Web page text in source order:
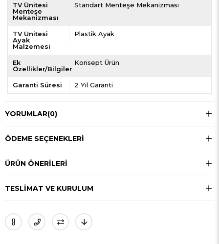
TV Ünitesi
Menteşe
Mekanizması
Standart Menteşe Mekanizması
TV Ünitesi
Ayak
Malzemesi
Plastik Ayak
Ek
Özellikler/Bilgiler
Konsept Ürün
Garanti Süresi 2 Yıl Garanti
YORUMLAR(0)
ÖDEME SEÇENEKLERI
ÜRÜN ÖNERILERI
TESLIMAT VE KURULUM